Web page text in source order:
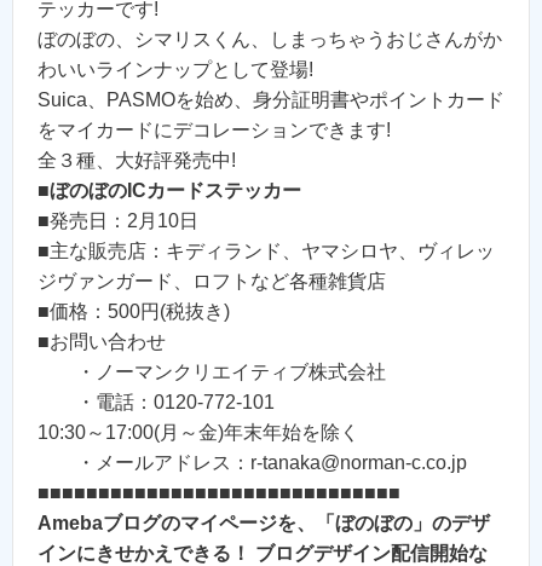
テッカーです!
ぼのぼの、シマリスくん、しまっちゃうおじさんがか
わいいラインナップとして登場!
Suica、PASMOを始め、身分証明書やポイントカード
をマイカードにデコレーションできます!
全３種、大好評発売中!
■ぼのぼのICカードステッカー
■発売日：2月10日
■主な販売店：キディランド、ヤマシロヤ、ヴィレッ
ジヴァンガード、ロフトなど各種雑貨店
■価格：500円(税抜き)
■お問い合わせ
・ノーマンクリエイティブ株式会社
・電話：0120-772-101
10:30～17:00(月～金)年末年始を除く
・メールアドレス：r-tanaka@norman-c.co.jp
■■■■■■■■■■■■■■■■■■■■■■■■■■■■■■
Amebaブログのマイページを、「ぼのぼの」のデザ
インにきせかえできる！ ブログデザイン配信開始な